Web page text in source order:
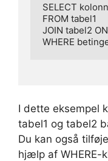
SELECT
FROM tabel1
JOIN tabel2
WHERE
I dette eksempel
tabel1 og tabel2
Du kan også
hjælp af WHERE-